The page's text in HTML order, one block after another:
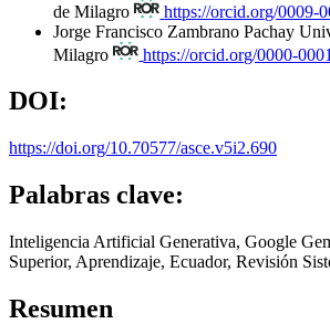
de Milagro
https://orcid.org/0009-
Jorge Francisco Zambrano Pachay
Milagro
https://orcid.org/0000-
DOI:
https://doi.org/10.70577/asce.v5i2.690
Palabras clave:
Inteligencia Artificial Generativa, Google
Superior, Aprendizaje, Ecuador, Revisión
Resumen